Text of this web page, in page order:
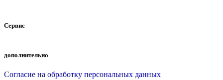
Сервис
дополнительно
Согласие на обработку персональных данных